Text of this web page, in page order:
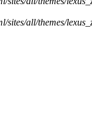
all/themes/